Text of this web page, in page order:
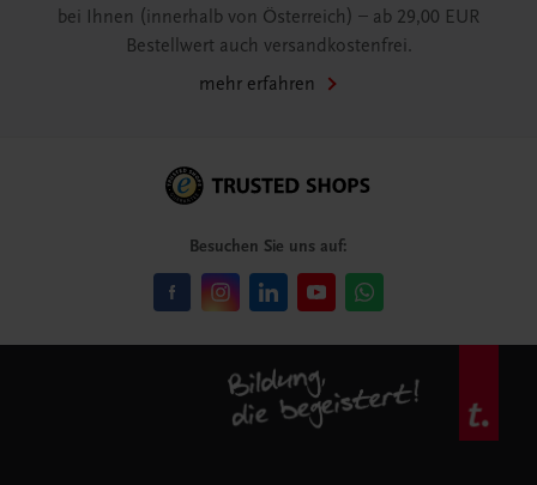
bei Ihnen (innerhalb von Österreich) – ab 29,00 EUR
Bestellwert auch versandkostenfrei.
mehr erfahren
Besuchen Sie uns auf: